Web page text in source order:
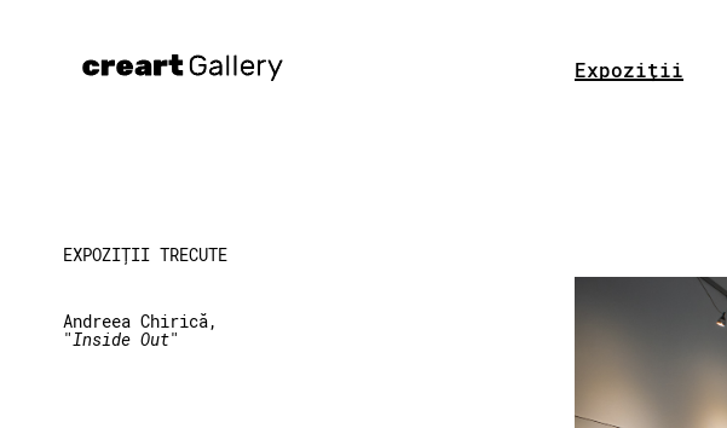
Expoziții
EXPOZIȚII TRECUTE
Andreea Chirică,
"Inside Out"